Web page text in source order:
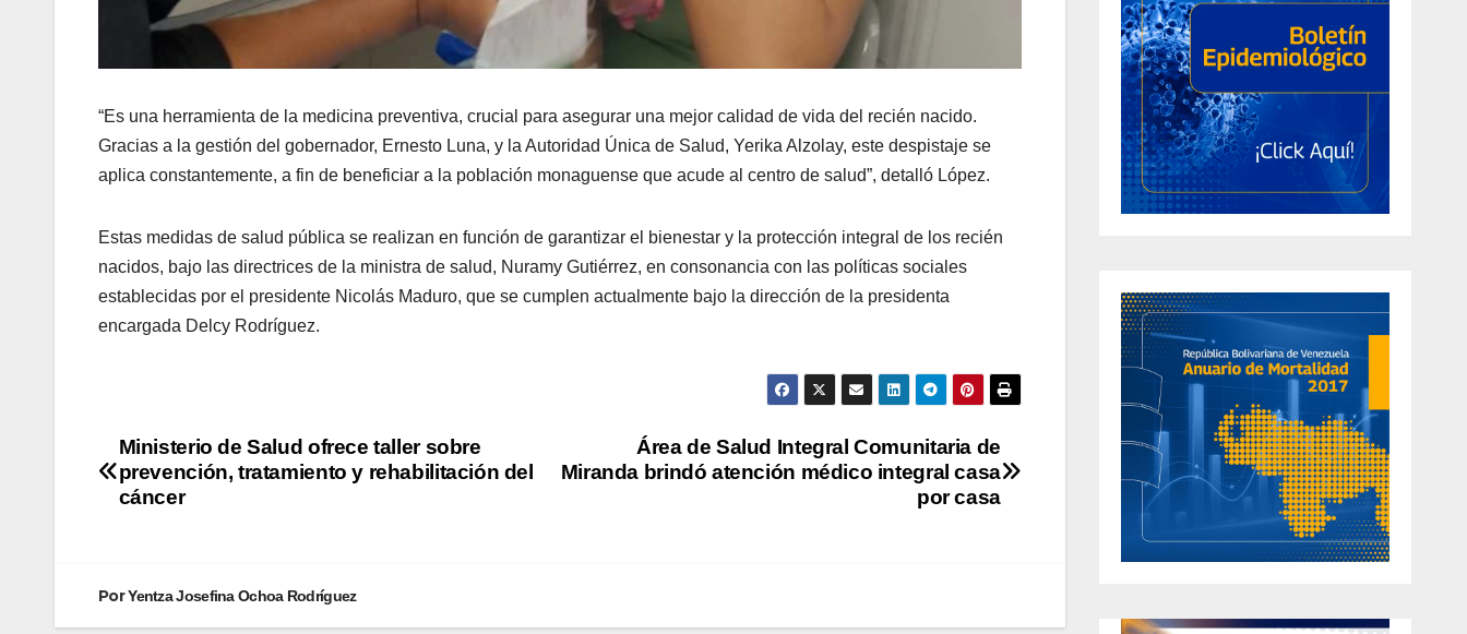
“Es una herramienta de la medicina preventiva, crucial para asegurar una mejor calidad de vida del recién nacido.
Gracias a la gestión del gobernador, Ernesto Luna, y la Autoridad Única de Salud, Yerika Alzolay, este despistaje se
aplica constantemente, a fin de beneficiar a la población monaguense que acude al centro de salud”, detalló López.
Estas medidas de salud pública se realizan en función de garantizar el bienestar y la protección integral de los recién
nacidos, bajo las directrices de la ministra de salud, Nuramy Gutiérrez, en consonancia con las políticas sociales
establecidas por el presidente Nicolás Maduro, que se cumplen actualmente bajo la dirección de la presidenta
encargada Delcy Rodríguez.
Área de Salud Integral Comunitaria de
Miranda brindó atención médico integral casa
por casa
Ministerio de Salud ofrece taller sobre
prevención, tratamiento y rehabilitación del
cáncer
PorYentza Josefina Ochoa Rodríguez